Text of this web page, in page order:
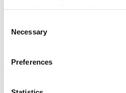
the Privacy trigger icon.
Find out more about how your
and set your preferences in the
We use cookies to personalise
Selection
Necessary
Preferences
Bursons pr-byrå i Sverige ökade både
Affärerpr
700 miljoner för Rud
Pa-koncernen Rud Pedersen ökade